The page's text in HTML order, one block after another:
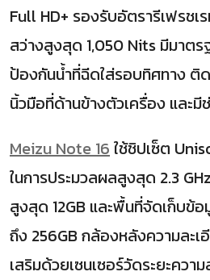
Full HD+ รองรับอัตรารีเฟรชเ
สว่างสูงสุด 1,050 Nits มีมาตร
ป้องกันน้ำที่ฉีดใส่รอบทิศทาง ติ
นิ้วมือที่ด้านข้างตัวเครื่อง และ
Meizu Note 16 ใช้ชิปเซ็ต
ในการประมวลผลสูงสุด 2.3
สูงสุด 12GB และพื้นที่จัดเก็บข้
ถึง 256GB กล้องหลังความละ
เสริมด้วยเซนเซอร์วัดระยะควา